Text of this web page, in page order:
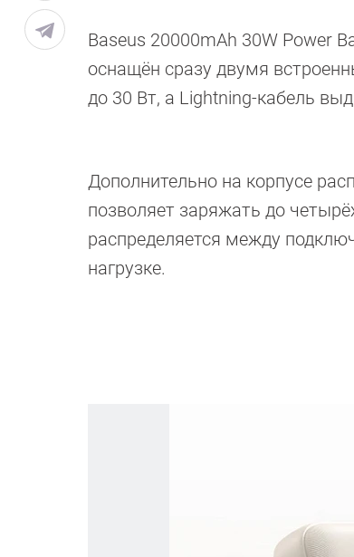
Baseus 20000mAh 30W Power
оснащён сразу двумя
до 30 Вт, а Lightning-кабель
Дополнительно на корпусе
позволяет заряжать до
распределяется между
нагрузке.